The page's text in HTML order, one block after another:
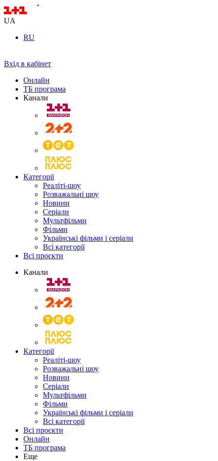
UA
RU
Вхід в кабінет
Онлайн
ТБ програма
Канали
Категорії
Реаліті-шоу
Розважальні шоу
Новини
Серіали
Мультфільми
Фільми
Українські фільми і серіали
Всі категорії
Всі проєкти
Канали
Категорії
Реаліті-шоу
Розважальні шоу
Новини
Серіали
Мультфільми
Фільми
Українські фільми і серіали
Всі категорії
Всі проєкти
Онлайн
ТБ програма
Еще